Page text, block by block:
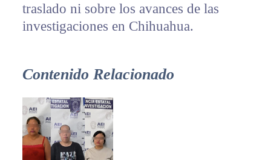
traslado ni sobre los avances de las
investigaciones en Chihuahua.
Contenido Relacionado